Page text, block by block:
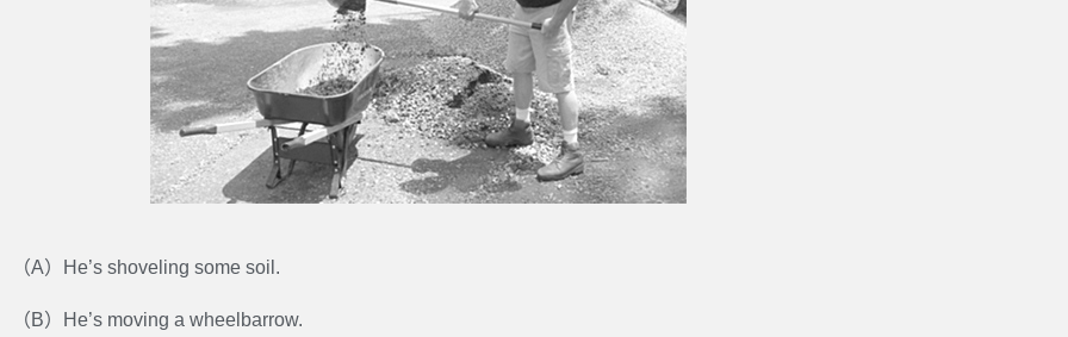
（A）He’s shoveling some soil.
（B）He’s moving a wheelbarrow.